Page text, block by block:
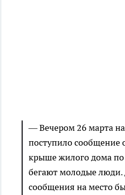
— Вечером 26 марта
поступило сообщение
крыше жилого дома по
бегают молодые люди.
сообщения на место